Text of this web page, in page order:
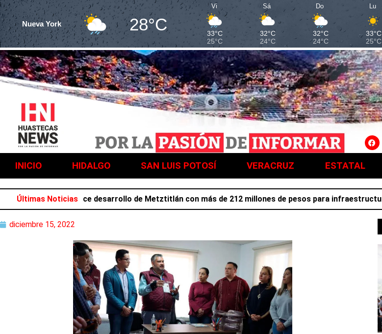
Nueva York 28°C
Vi
33°C
25°C
Sá
32°C
24°C
Do
32°C
24°C
Lu
33°C
25°C
INICIO HIDALGO SAN LUIS POTOSÍ VERACRUZ ESTATAL
Últimas Noticias
Salazar favorece desarrollo de Metztitlán con más de 212 millones de pesos para infraestructura
diciembre 15, 2022